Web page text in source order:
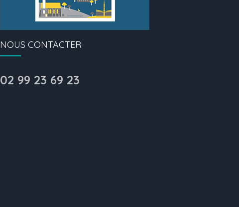
NOUS CONTACTER
02 99 23 69 23